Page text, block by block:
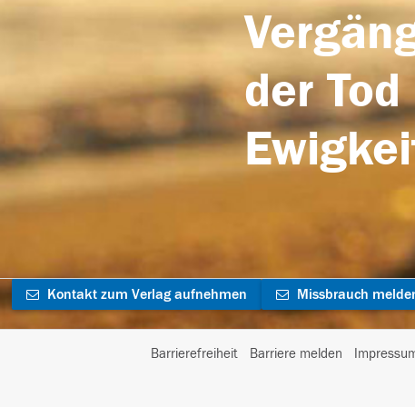
der
Kontakt zum Verlag aufnehmen Missbrauch
Barrierefreiheit Barriere melden